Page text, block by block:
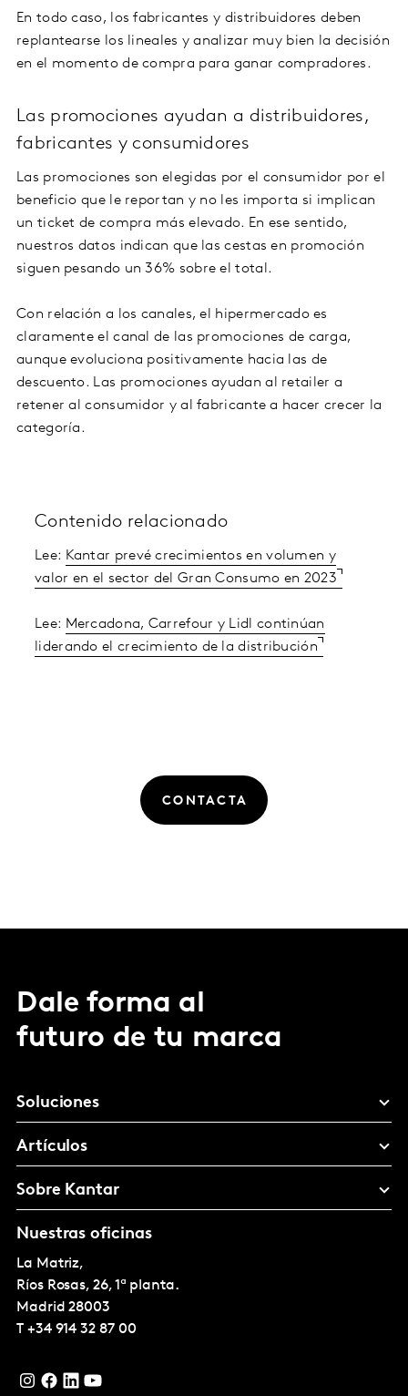
En todo caso, los fabricantes y distribuidores deben
replantearse los lineales y analizar muy bien la decisión
en el momento de compra para ganar compradores.
Las promociones ayudan a distribuidores,
fabricantes y consumidores
Las promociones son elegidas por el consumidor por el
beneficio que le reportan y no les importa si implican
un ticket de compra más elevado. En ese sentido,
nuestros datos indican que las cestas en promoción
siguen pesando un 36% sobre el total.
Con relación a los canales, el hipermercado es
claramente el canal de las promociones de carga,
aunque evoluciona positivamente hacia las de
descuento. Las promociones ayudan al retailer a
retener al consumidor y al fabricante a hacer crecer la
categoría.
Contenido relacionado
Lee: Kantar prevé crecimientos en volumen y
valor en el sector del Gran Consumo en 2023
Lee: Mercadona, Carrefour y Lidl continúan
liderando el crecimiento de la distribución
CONTACTA
Dale forma al
futuro de tu marca
Soluciones
Artículos
Sobre Kantar
Nuestras oficinas
La Matriz,
Ríos Rosas, 26, 1ª planta.
Madrid 28003
T +34 914 32 87 00